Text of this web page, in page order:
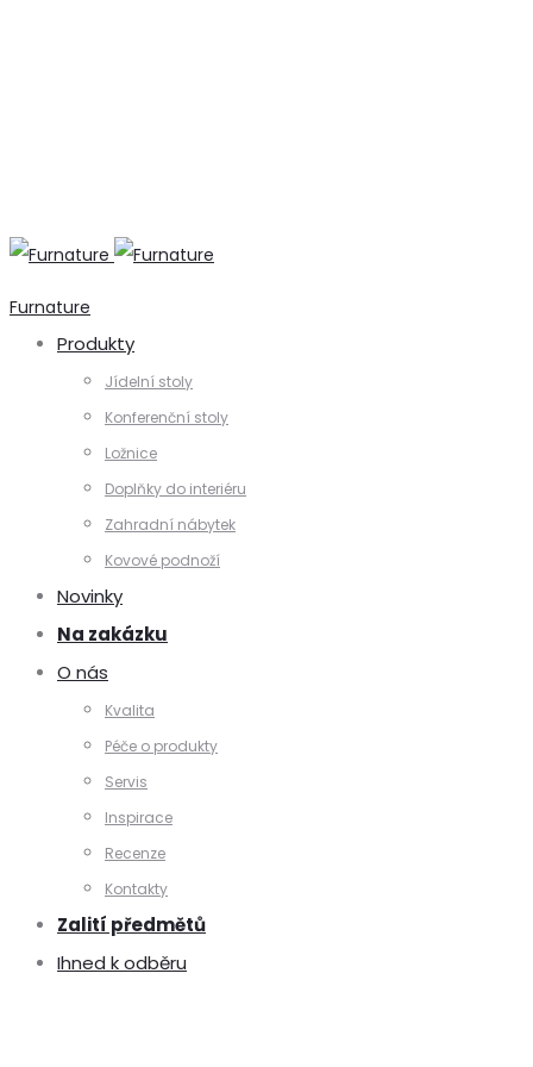
Furnature
Produkty
Jídelní stoly
Konferenční stoly
Ložnice
Doplňky do interiéru
Zahradní nábytek
Kovové podnoží
Novinky
Na zakázku
O nás
Kvalita
Péče o produkty
Servis
Inspirace
Recenze
Kontakty
Zalití předmětů
Ihned k odběru